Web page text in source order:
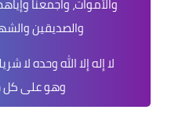
والصديقين
لا إله إلا الله وحده لا
وهو على